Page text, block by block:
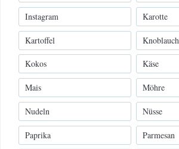
Instagram Karotte
Kartoffel Knoblauch
Kokos Käse
Mais Möhre
Nudeln Nüsse
Paprika Parmesan